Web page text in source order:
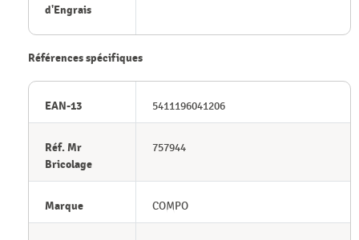
d'Engrais
Références spécifiques
EAN-13 5411196041206
Réf. Mr
Bricolage
757944
Marque COMPO